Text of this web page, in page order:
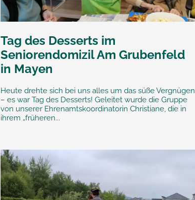
Tag des Desserts im
Seniorendomizil Am Grubenfeld
in Mayen
Heute drehte sich bei uns alles um das süße Vergnügen
– es war Tag des Desserts! Geleitet wurde die Gruppe
von unserer Ehrenamtskoordinatorin Christiane, die in
ihrem „früheren...